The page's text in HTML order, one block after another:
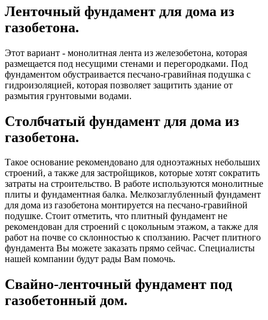
Ленточный фундамент для дома из
газобетона.
Этот вариант - монолитная лента из железобетона, которая
размещается под несущими стенами и перегородками. Под
фундаментом обустраивается песчано-гравийная подушка с
гидроизоляцией, которая позволяет защитить здание от
размытия грунтовыми водами.
Столбчатый фундамент для дома из
газобетона.
Такое основание рекомендовано для одноэтажных небольших
строений, а также для застройщиков, которые хотят сократить
затраты на строительство. В работе используются монолитные
плиты и фундаментная балка. Мелкозаглубленный фундамент
для дома из газобетона монтируется на песчано-гравийной
подушке. Стоит отметить, что плитный фундамент не
рекомендован для строений с цокольным этажом, а также для
работ на почве со склонностью к сползанию. Расчет плитного
фундамента Вы можете заказать прямо сейчас. Специалисты
нашей компании будут рады Вам помочь.
Свайно-ленточный фундамент под
газобетонный дом.